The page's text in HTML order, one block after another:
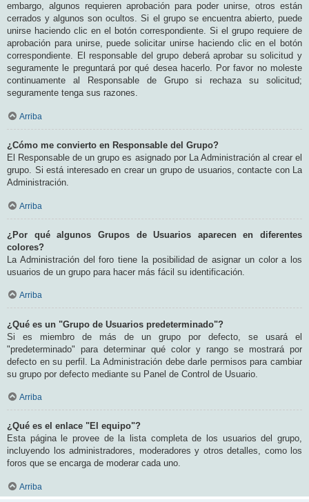
embargo, algunos requieren aprobación para poder unirse, otros están
cerrados y algunos son ocultos. Si el grupo se encuentra abierto, puede
unirse haciendo clic en el botón correspondiente. Si el grupo requiere de
aprobación para unirse, puede solicitar unirse haciendo clic en el botón
correspondiente. El responsable del grupo deberá aprobar su solicitud y
seguramente le preguntará por qué desea hacerlo. Por favor no moleste
continuamente al Responsable de Grupo si rechaza su solicitud;
seguramente tenga sus razones.
Arriba
¿Cómo me convierto en Responsable del Grupo?
El Responsable de un grupo es asignado por La Administración al crear el
grupo. Si está interesado en crear un grupo de usuarios, contacte con La
Administración.
Arriba
¿Por qué algunos Grupos de Usuarios aparecen en diferentes
colores?
La Administración del foro tiene la posibilidad de asignar un color a los
usuarios de un grupo para hacer más fácil su identificación.
Arriba
¿Qué es un "Grupo de Usuarios predeterminado"?
Si es miembro de más de un grupo por defecto, se usará el
"predeterminado" para determinar qué color y rango se mostrará por
defecto en su perfil. La Administración debe darle permisos para cambiar
su grupo por defecto mediante su Panel de Control de Usuario.
Arriba
¿Qué es el enlace "El equipo"?
Esta página le provee de la lista completa de los usuarios del grupo,
incluyendo los administradores, moderadores y otros detalles, como los
foros que se encarga de moderar cada uno.
Arriba